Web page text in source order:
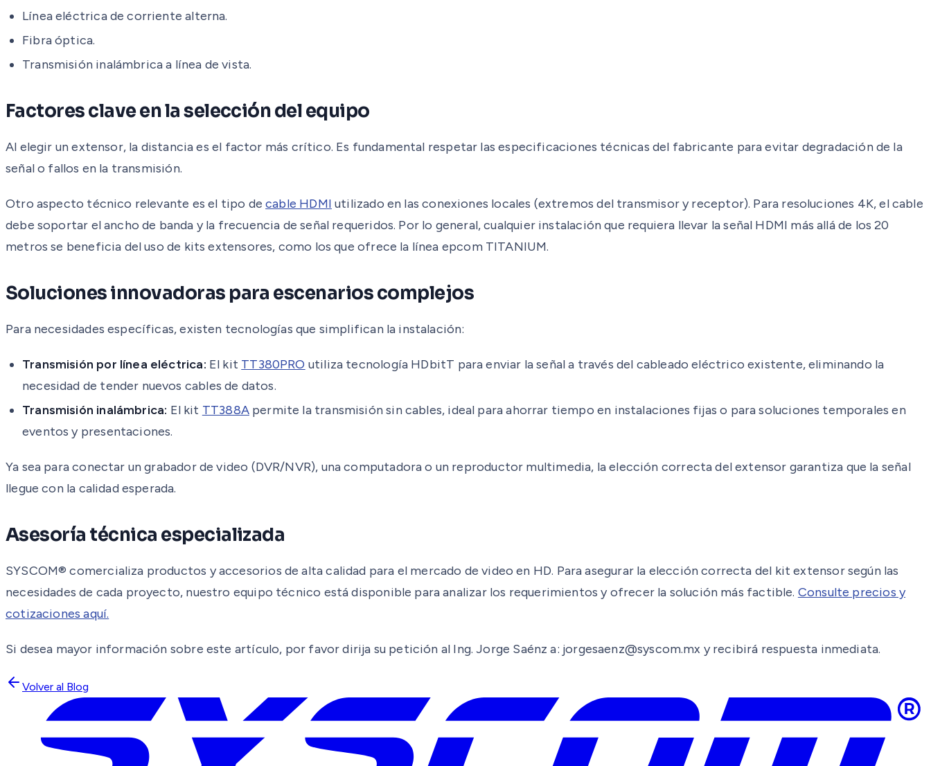
Línea eléctrica de corriente alterna.
Fibra óptica.
Transmisión inalámbrica a línea de vista.
Factores clave en la selección del equipo
Al elegir un extensor, la distancia es el factor más crítico. Es fundamental respetar las especificaciones técnicas del fabricante para evitar degradación de la
señal o fallos en la transmisión.
Otro aspecto técnico relevante es el tipo decable HDMI utilizado en las conexiones locales (extremos del transmisor y receptor). Para resoluciones 4K, el cable
debe soportar el ancho de banda y la frecuencia de señal requeridos. Por lo general, cualquier instalación que requiera llevar la señal HDMI más allá de los 20
metros se beneficia del uso de kits extensores, como los que ofrece la línea epcom TITANIUM.
Soluciones innovadoras para escenarios complejos
Para necesidades específicas, existen tecnologías que simplifican la instalación:
Transmisión por línea eléctrica: El kit TT380PRO utiliza tecnología HDbitT para enviar la señal a través del cableado eléctrico existente, eliminando la
necesidad de tender nuevos cables de datos.
Transmisión inalámbrica: El kit TT388Apermite la transmisión sin cables, ideal para ahorrar tiempo en instalaciones fijas o para soluciones temporales en
eventos y presentaciones.
Ya sea para conectar un grabador de video (DVR/NVR), una computadora o un reproductor multimedia, la elección correcta del extensor garantiza que la señal
llegue con la calidad esperada.
Asesoría técnica especializada
SYSCOM® comercializa productos y accesorios de alta calidad para el mercado de video en HD. Para asegurar la elección correcta del kit extensor según las
necesidades de cada proyecto, nuestro equipo técnico está disponible para analizar los requerimientos y ofrecer la solución más factible. Consulte precios y
cotizaciones aquí.
Si desea mayor información sobre este artículo, por favor dirija su petición al Ing. Jorge Saénz a: jorgesaenz@syscom.mx y recibirá respuesta inmediata.
Volver al Blog